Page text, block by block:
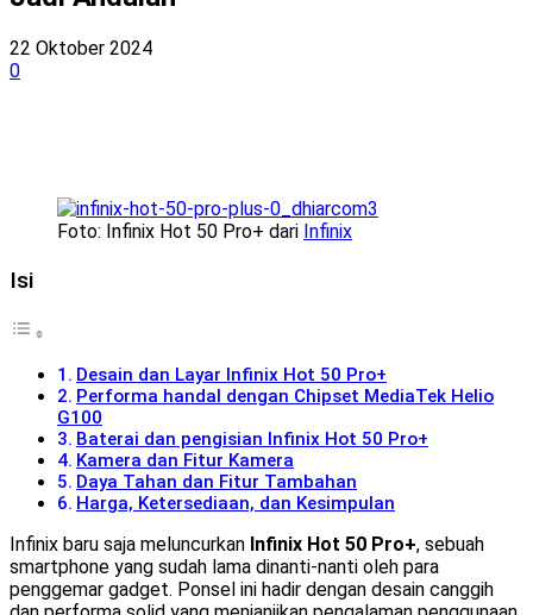
22 Oktober 2024
0
Foto: Infinix Hot 50 Pro+ dari Infinix
Isi
Desain dan Layar Infinix Hot 50 Pro+
Performa handal dengan Chipset MediaTek Helio
G100
Baterai dan pengisian Infinix Hot 50 Pro+
Kamera dan Fitur Kamera
Daya Tahan dan Fitur Tambahan
Harga, Ketersediaan, dan Kesimpulan
Infinix baru saja meluncurkan Infinix Hot 50 Pro+, sebuah
smartphone yang sudah lama dinanti-nanti oleh para
penggemar gadget. Ponsel ini hadir dengan desain canggih